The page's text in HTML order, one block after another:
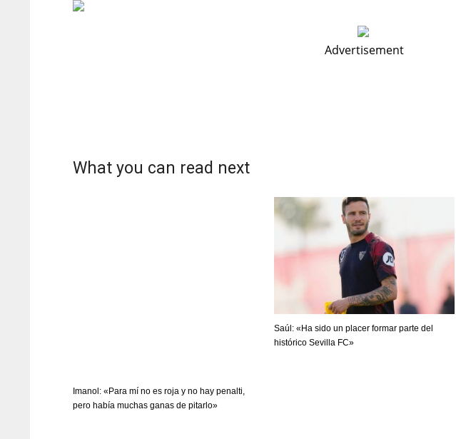
Advertisement
What you can read next
Imanol: «Para mí no es roja y no hay penalti,
pero había muchas ganas de pitarlo»
Saúl: «Ha sido un placer formar parte del
histórico Sevilla FC»